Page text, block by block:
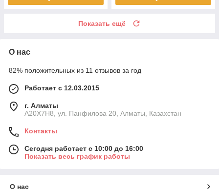
Показать ещё
О нас
82% положительных из 11 отзывов за год
Работает с 12.03.2015
г. Алматы
A20X7H8, ул. Панфилова 20, Алматы, Казахстан
Контакты
Сегодня работает с 10:00 до 16:00
Показать весь график работы
О нас